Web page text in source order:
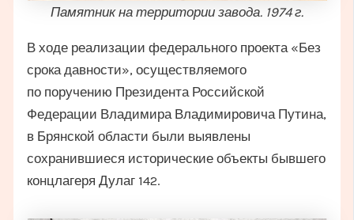
Памятник на территории завода. 1974 г.
В ходе реализации федерального проекта «Без
срока давности», осуществляемого
по поручению Президента Российской
Федерации Владимира Владимировича Путина,
в Брянской области были выявлены
сохранившиеся исторические объекты бывшего
концлагеря Дулаг 142.